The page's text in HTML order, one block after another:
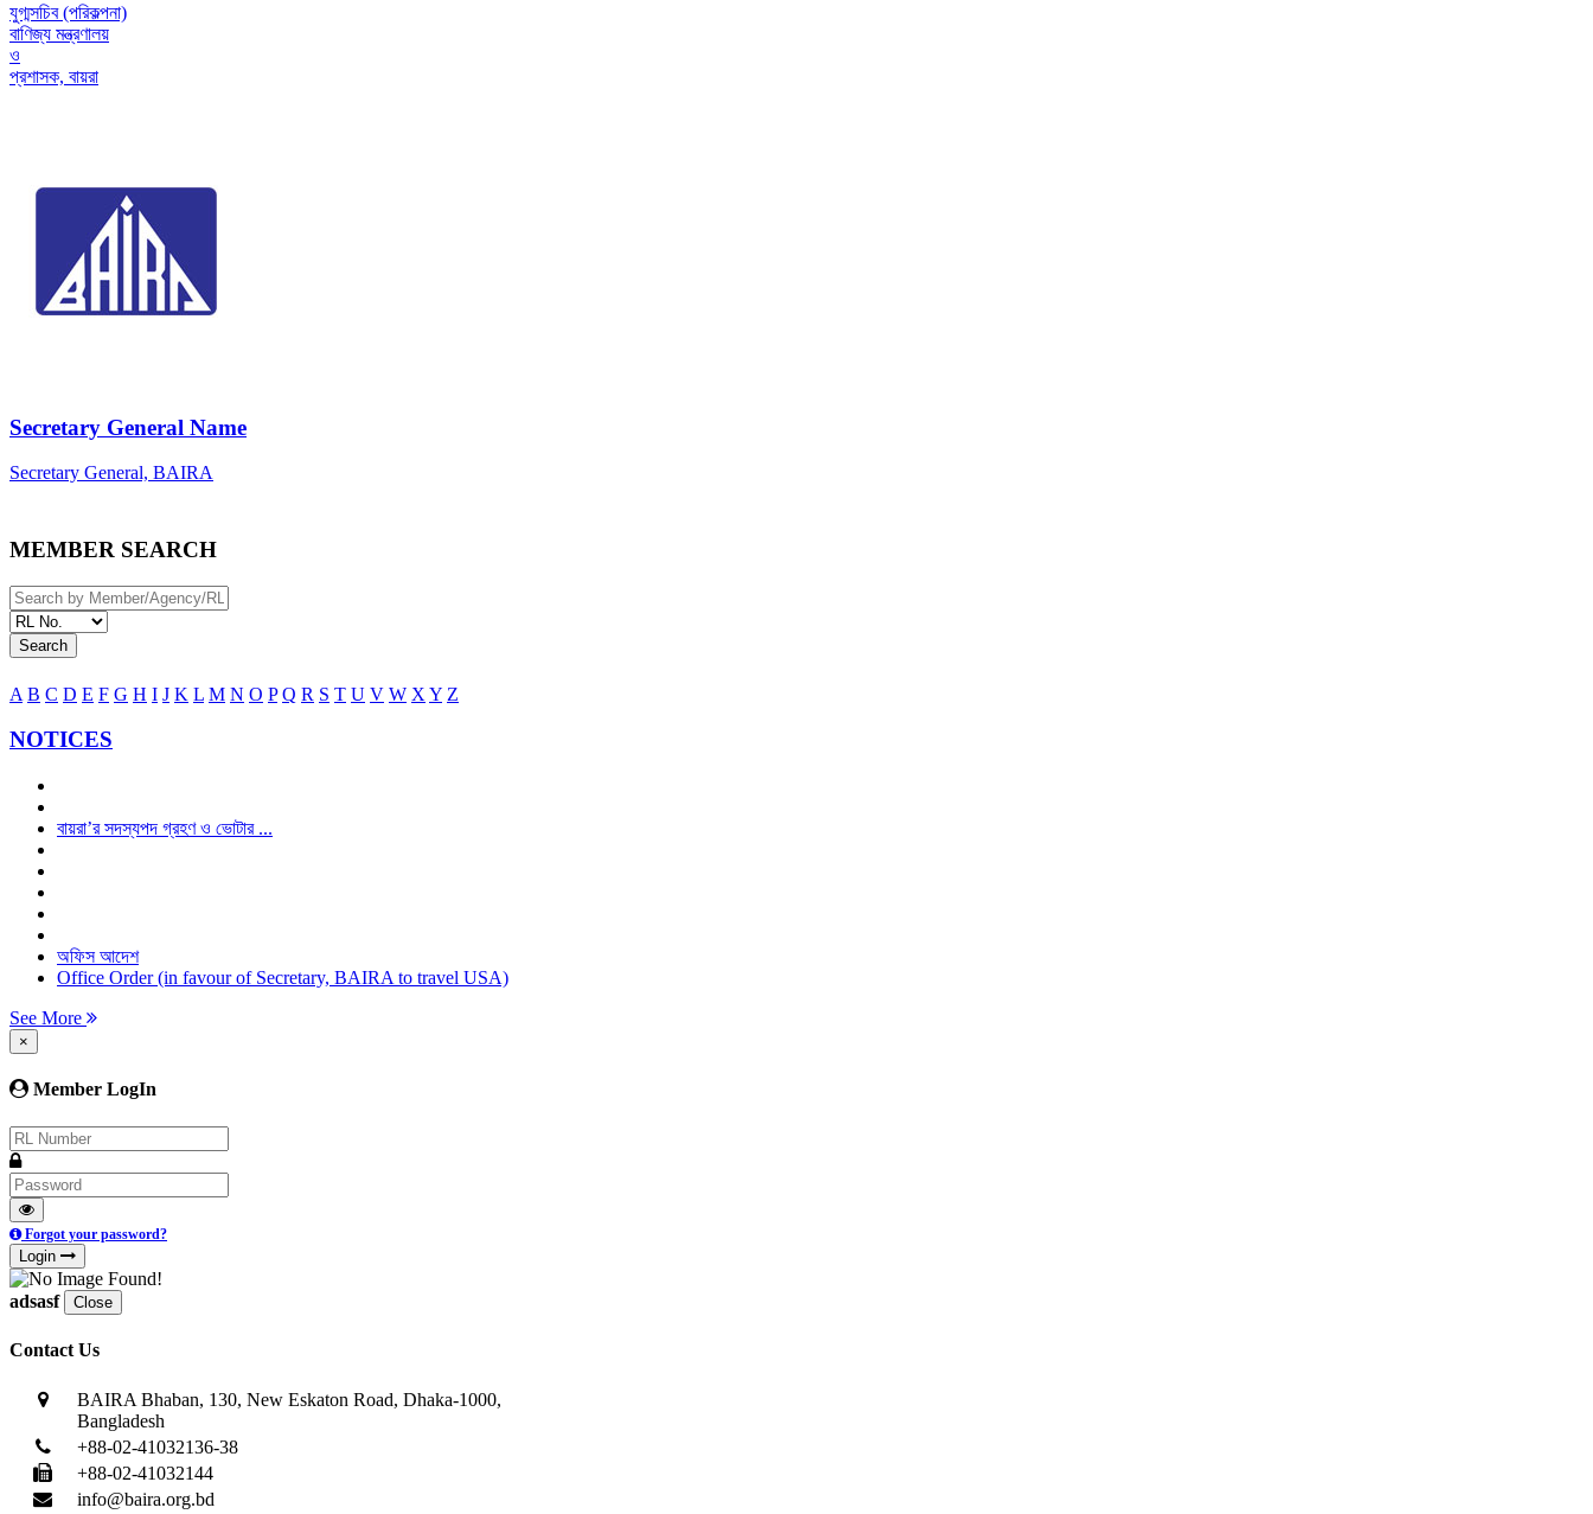
যুগ্মসচিব (পরিকল্পনা)
বাণিজ্য মন্ত্রণালয়
ও
প্রশাসক, বায়রা
Secretary General Name
Secretary General, BAIRA
MEMBER SEARCH
Search
A B C D E F G H I J K L M N O P Q R S T U V W X Y Z
NOTICES
বায়রা’র সদস্যপদ গ্রহণ ও ভোটার ...
অফিস আদেশ
Office Order (in favour of Secretary, BAIRA to travel USA)
See More
×
Member LogIn
Forgot your password?
Login
adsasf Close
Contact Us
BAIRA Bhaban, 130, New Eskaton Road, Dhaka-1000,
Bangladesh
+88-02-41032136-38
+88-02-41032144
info@baira.org.bd